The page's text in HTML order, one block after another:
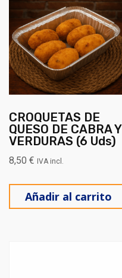
CROQUETAS DE
QUESO DE CABRA Y
VERDURAS (6 Uds)
8,50 € IVA incl.
Añadir al carrito